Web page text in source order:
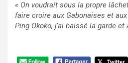
« On voudrait sous la propre
faire croire aux Gabonaises et
Ping Okoko, j’ai baissé la garde et